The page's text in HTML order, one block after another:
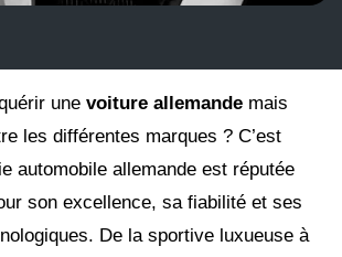
une voiture allemande mais
les différentes marques ? C’est
automobile allemande est réputée
son excellence, sa fiabilité et ses
De la sportive luxueuse à